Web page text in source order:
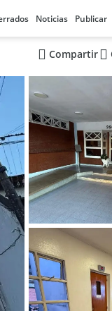
Noticias Publicar
Compartir